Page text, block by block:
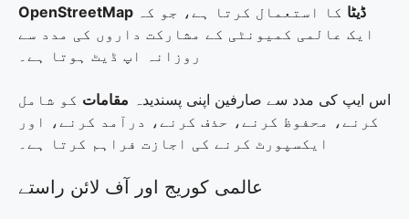
OpenStreetMap ڈیٹا کا استعمال کرتا ہے، جو کہ
ایک عالمی کمیونٹی کے مشارکت داروں کی مدد سے
روزانہ اپ ڈیٹ ہوتا ہے۔
اس ایپ کی مدد سے صارفین اپنی پسندیدہ مقامات کو شامل
کرنے، محفوظ کرنے، حذف کرنے، درآمد کرنے، اور
ایکسپورٹ کرنے کی اجازت فراہم کرتا ہے۔
عالمی کوریج اور آف لائن راستے